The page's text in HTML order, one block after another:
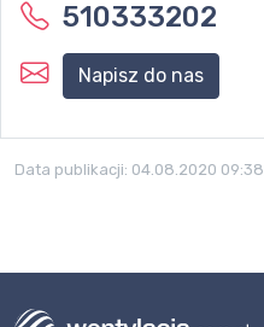
510333202
Napisz do nas
Data publikacji: 04.08.2020 09:38